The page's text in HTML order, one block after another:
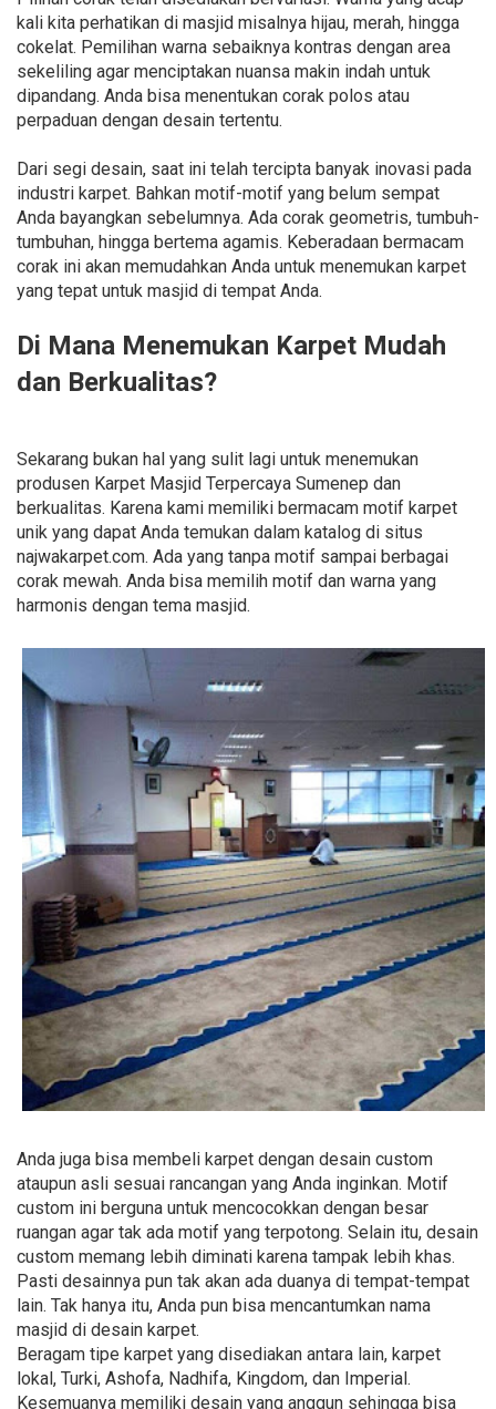
kali kita perhatikan di masjid misalnya hijau, merah, hingga
cokelat. Pemilihan warna sebaiknya kontras dengan area
sekeliling agar menciptakan nuansa makin indah untuk
dipandang. Anda bisa menentukan corak polos atau
perpaduan dengan desain tertentu.
Dari segi desain, saat ini telah tercipta banyak inovasi pada
industri karpet. Bahkan motif-motif yang belum sempat
Anda bayangkan sebelumnya. Ada corak geometris, tumbuh-
tumbuhan, hingga bertema agamis. Keberadaan bermacam
corak ini akan memudahkan Anda untuk menemukan karpet
yang tepat untuk masjid di tempat Anda.
Di Mana Menemukan Karpet Mudah
dan Berkualitas?
Sekarang bukan hal yang sulit lagi untuk menemukan
produsen Karpet Masjid Terpercaya Sumenep dan
berkualitas. Karena kami memiliki bermacam motif karpet
unik yang dapat Anda temukan dalam katalog di situs
najwakarpet.com. Ada yang tanpa motif sampai berbagai
corak mewah. Anda bisa memilih motif dan warna yang
harmonis dengan tema masjid.
Anda juga bisa membeli karpet dengan desain custom
ataupun asli sesuai rancangan yang Anda inginkan. Motif
custom ini berguna untuk mencocokkan dengan besar
ruangan agar tak ada motif yang terpotong. Selain itu, desain
custom memang lebih diminati karena tampak lebih khas.
Pasti desainnya pun tak akan ada duanya di tempat-tempat
lain. Tak hanya itu, Anda pun bisa mencantumkan nama
masjid di desain karpet.
Beragam tipe karpet yang disediakan antara lain, karpet
lokal, Turki, Ashofa, Nadhifa, Kingdom, dan Imperial.
Kesemuanya memiliki desain yang anggun sehingga bisa